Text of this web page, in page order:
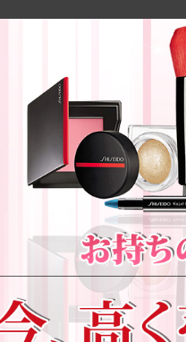
待ち時間０分。
ご来店でのスムーズなお買取り
お時間のない場合でもご安心くだ
その場で現金買取致します。
来店買取予約フォーム◆
自宅にいながらカンタン見積も
往復送料無料・キャンセル返送
到着日に査定 → 即日振込！
スピーディーに対応致します。
◆宅配買取申込みフォーム◆